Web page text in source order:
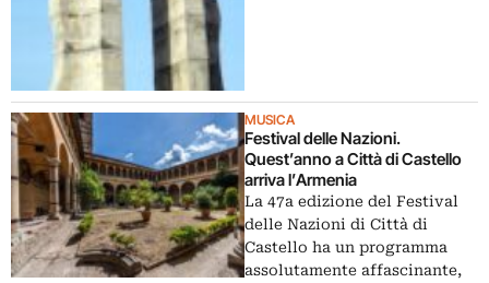
MUSICA
Festival delle Nazioni.
Quest’anno a Città di Castello
arriva l’Armenia
La 47a edizione del Festival
delle Nazioni di Città di
Castello ha un programma
assolutamente affascinante,